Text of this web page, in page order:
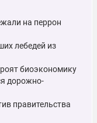
на перрон
лебедей из
биоэкономику
дорожно-
правительства